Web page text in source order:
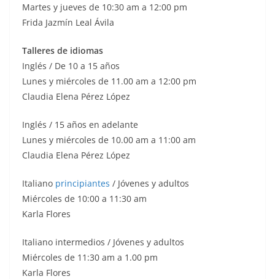
Martes y jueves de 10:30 am a 12:00 pm
Frida Jazmín Leal Ávila
Talleres de idiomas
Inglés / De 10 a 15 años
Lunes y miércoles de 11.00 am a 12:00 pm
Claudia Elena Pérez López
Inglés / 15 años en adelante
Lunes y miércoles de 10.00 am a 11:00 am
Claudia Elena Pérez López
Italiano principiantes / Jóvenes y adultos
Miércoles de 10:00 a 11:30 am
Karla Flores
Italiano intermedios / Jóvenes y adultos
Miércoles de 11:30 am a 1.00 pm
Karla Flores